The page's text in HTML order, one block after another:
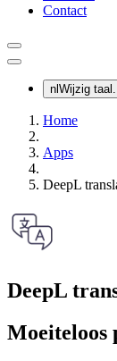
Contact
nl Wijzig
Home
Apps
DeepL
DeepL
Moeiteloos